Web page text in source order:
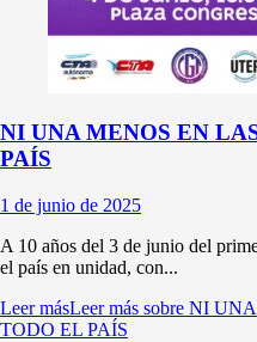
NI UNA MENOS EN
PAÍS
1 de junio de 2025
A 10 años del 3 de junio del
el país en unidad, con...
Leer másLeer más sobre NI
TODO EL PAÍS